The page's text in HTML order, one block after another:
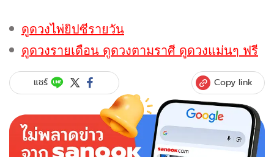
ดูดวงไพ่ยิปซีรายวัน
ดูดวงรายเดือน ดูดวงตามราศี ดูดวงแม่นๆ ฟรี
แชร์ Copy link